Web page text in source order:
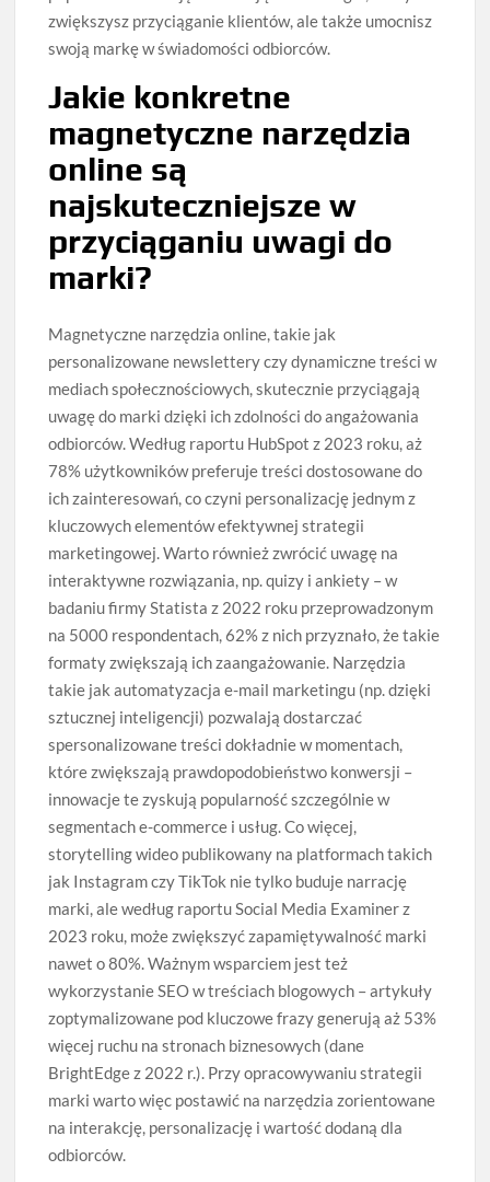
zwiększysz przyciąganie klientów, ale także umocnisz
swoją markę w świadomości odbiorców.
Jakie konkretne
magnetyczne narzędzia
online są
najskuteczniejsze w
przyciąganiu uwagi do
marki?
Magnetyczne narzędzia online, takie jak
personalizowane newslettery czy dynamiczne treści w
mediach społecznościowych, skutecznie przyciągają
uwagę do marki dzięki ich zdolności do angażowania
odbiorców. Według raportu HubSpot z 2023 roku, aż
78% użytkowników preferuje treści dostosowane do
ich zainteresowań, co czyni personalizację jednym z
kluczowych elementów efektywnej strategii
marketingowej. Warto również zwrócić uwagę na
interaktywne rozwiązania, np. quizy i ankiety – w
badaniu firmy Statista z 2022 roku przeprowadzonym
na 5000 respondentach, 62% z nich przyznało, że takie
formaty zwiększają ich zaangażowanie. Narzędzia
takie jak automatyzacja e-mail marketingu (np. dzięki
sztucznej inteligencji) pozwalają dostarczać
spersonalizowane treści dokładnie w momentach,
które zwiększają prawdopodobieństwo konwersji –
innowacje te zyskują popularność szczególnie w
segmentach e-commerce i usług. Co więcej,
storytelling wideo publikowany na platformach takich
jak Instagram czy TikTok nie tylko buduje narrację
marki, ale według raportu Social Media Examiner z
2023 roku, może zwiększyć zapamiętywalność marki
nawet o 80%. Ważnym wsparciem jest też
wykorzystanie SEO w treściach blogowych – artykuły
zoptymalizowane pod kluczowe frazy generują aż 53%
więcej ruchu na stronach biznesowych (dane
BrightEdge z 2022 r.). Przy opracowywaniu strategii
marki warto więc postawić na narzędzia zorientowane
na interakcję, personalizację i wartość dodaną dla
odbiorców.